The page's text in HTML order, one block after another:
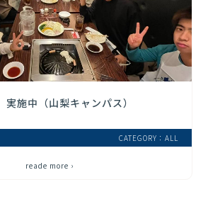
施中（山梨キャンパス）
CATEGORY：ALL
reade more ›